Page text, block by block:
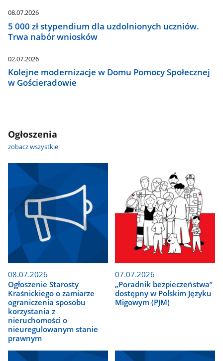
08.07.2026
5 000 zł stypendium dla uzdolnionych uczniów.
Trwa nabór wniosków
02.07.2026
Kolejne modernizacje w Domu Pomocy Społecznej
w Gościeradowie
Ogłoszenia
zobacz wszystkie
08.07.2026
Ogłoszenie Starosty
Kraśnickiego o zamiarze
ograniczenia sposobu
korzystania z
nieruchomości o
nieuregulowanym stanie
prawnym
07.07.2026
„Poradnik bezpieczeństwa”
dostępny w Polskim Języku
Migowym (PJM)